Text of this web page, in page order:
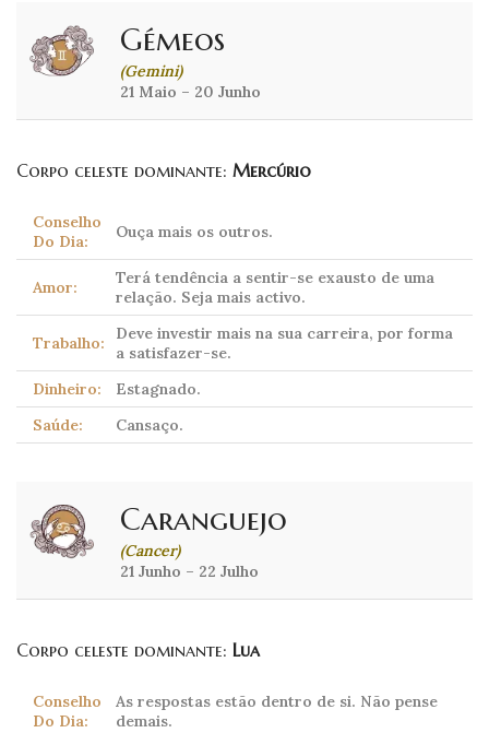
Gémeos
(Gemini)
21 Maio – 20 Junho
Corpo celeste dominante: Mercúrio
Conselho
Do Dia:
Ouça mais os outros.
Amor:
Terá tendência a sentir-se exausto de uma
relação. Seja mais activo.
Trabalho:
Deve investir mais na sua carreira, por forma
a satisfazer-se.
Dinheiro:
Estagnado.
Saúde:
Cansaço.
Caranguejo
(Cancer)
21 Junho – 22 Julho
Corpo celeste dominante: Lua
Conselho
Do Dia:
As respostas estão dentro de si. Não pense
demais.